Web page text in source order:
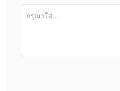
considering AXA primarily for
mainstream platforms, I would
กรุณาใส่...